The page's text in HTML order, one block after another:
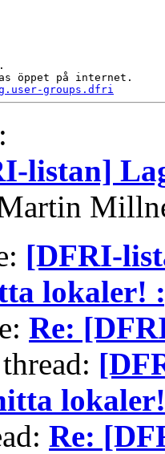
groups.dfri
:
listan]
[DFRI-
lokaler!
Re:
Re: